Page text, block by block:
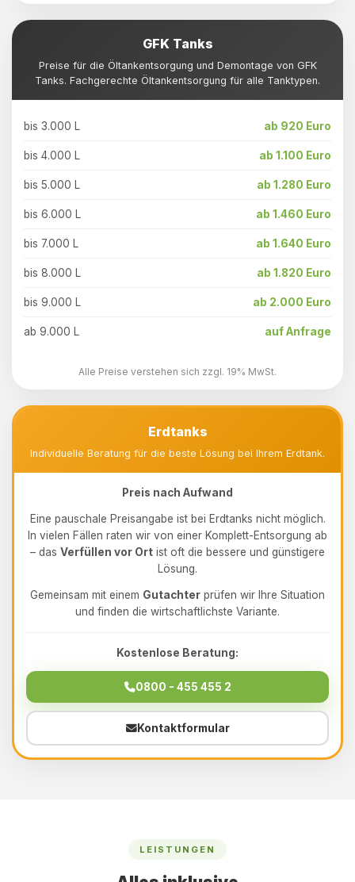
GFK Tanks
Preise für die Öltankentsorgung und Demontage von GFK
Tanks. Fachgerechte Öltankentsorgung für alle Tanktypen.
bis 3.000 L ab 920 Euro
bis 4.000 L ab 1.100 Euro
bis 5.000 L ab 1.280 Euro
bis 6.000 L ab 1.460 Euro
bis 7.000 L ab 1.640 Euro
bis 8.000 L ab 1.820 Euro
bis 9.000 L ab 2.000 Euro
ab 9.000 L auf Anfrage
Alle Preise verstehen sich zzgl. 19% MwSt.
Erdtanks
Individuelle Beratung für die beste Lösung bei Ihrem Erdtank.
Preis nach Aufwand
Eine pauschale Preisangabe ist bei Erdtanks nicht möglich.
In vielen Fällen raten wir von einer Komplett-Entsorgung ab
– das Verfüllen vor Ort ist oft die bessere und günstigere
Lösung.
Gemeinsam mit einem Gutachter prüfen wir Ihre Situation
und finden die wirtschaftlichste Variante.
Kostenlose Beratung:
0800 - 455 455 2
Kontaktformular
LEISTUNGEN